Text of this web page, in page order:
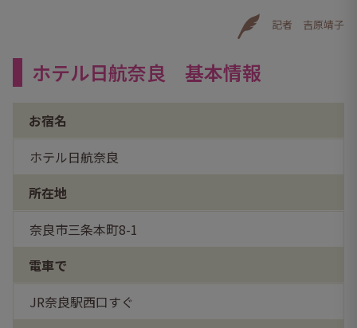
記者 吉原靖子
ホテル日航奈良 基本情報
お宿名
ホテル日航奈良
所在地
奈良市三条本町8-1
電車で
JR奈良駅西口すぐ